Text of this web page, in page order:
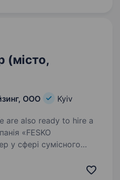
(місто,
ООО Kyiv
are also ready to hire a
у сфері сумісного
на ринку більше 17